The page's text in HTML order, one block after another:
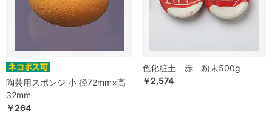
陶芸用スポンジ 小 径72mm×高
32mm
￥264
色化粧土 赤 粉末500g
￥2,574